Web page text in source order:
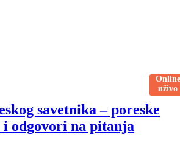
Online
uživo
savetnika – poreske
i odgovori na pitanja